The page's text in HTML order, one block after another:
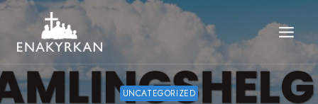
Skip
content
UNCATEGORIZED